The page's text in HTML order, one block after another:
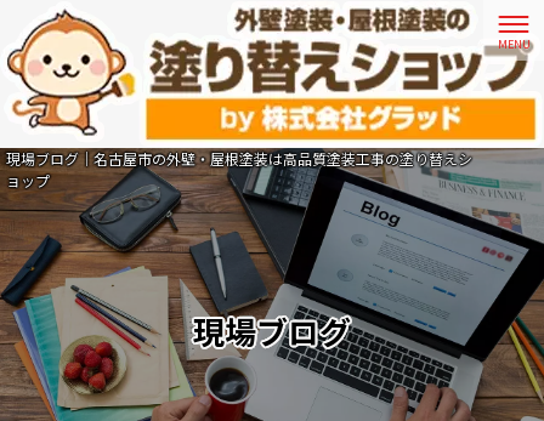
現場ブログ｜名古屋市の外壁・屋根塗装は高品質塗装工事の塗り替えシ
ョップ
現場ブログ